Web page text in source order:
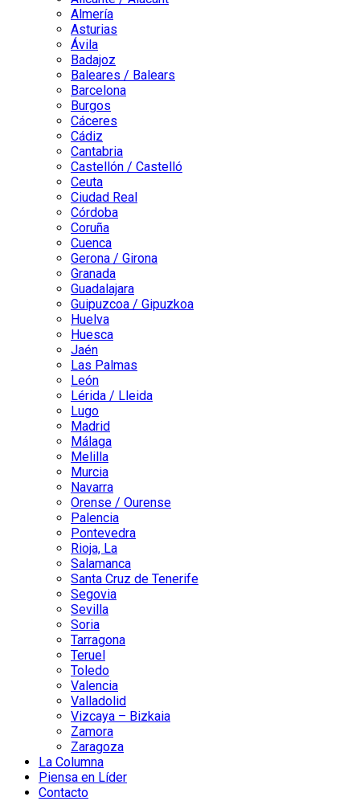
Almería
Asturias
Ávila
Badajoz
Baleares / Balears
Barcelona
Burgos
Cáceres
Cádiz
Cantabria
Castellón / Castelló
Ceuta
Ciudad Real
Córdoba
Coruña
Cuenca
Gerona / Girona
Granada
Guadalajara
Guipuzcoa / Gipuzkoa
Huelva
Huesca
Jaén
Las Palmas
León
Lérida / Lleida
Lugo
Madrid
Málaga
Melilla
Murcia
Navarra
Orense / Ourense
Palencia
Pontevedra
Rioja, La
Salamanca
Santa Cruz de Tenerife
Segovia
Sevilla
Soria
Tarragona
Teruel
Toledo
Valencia
Valladolid
Vizcaya – Bizkaia
Zamora
Zaragoza
La Columna
Piensa en Líder
Contacto